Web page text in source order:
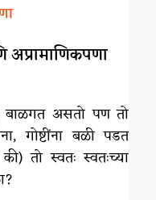
अप्रामाणिकपणा
असतो पण तो
गोष्टींना बळी पडत
तो स्वतः स्वतःच्या